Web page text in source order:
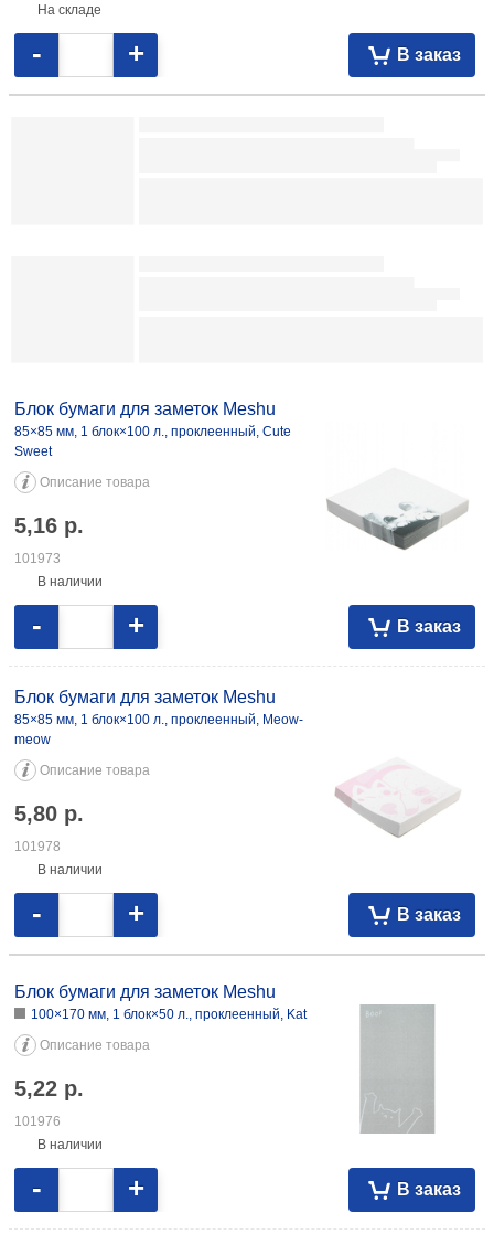
На складе
В заказ
- +
Блок бумаги для заметок «Спираль» Workmate 80×80×40 мм,
непроклеенный, 2 цвета 3,73 102248
85×85 мм, 1 блок×100 л., проклеенный, Cute
Sweet
Описание товара
5,16р.
101973
В наличии
В заказ
- +
85×85 мм, 1 блок×100 л., проклеенный, Meow-
meow
Описание товара
5,80р.
101978
В наличии
- +
Блок бумаги для заметок Meshu
100×170 мм, 1 блок×50 л., проклеенный, Kat
Описание товара
5,22р.